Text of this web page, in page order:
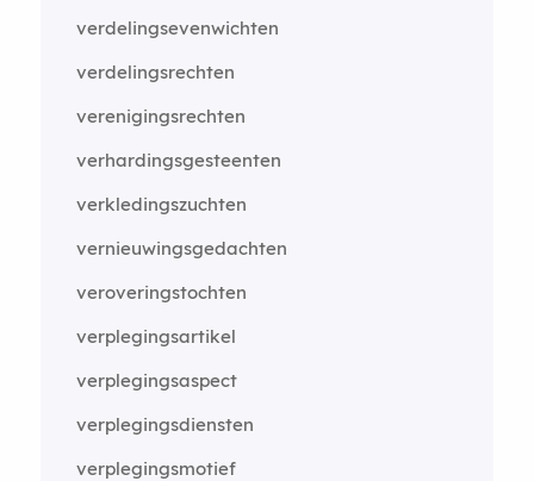
verdelingsevenwichten
verdelingsrechten
verenigingsrechten
verhardingsgesteenten
verkledingszuchten
vernieuwingsgedachten
veroveringstochten
verplegingsartikel
verplegingsaspect
verplegingsdiensten
verplegingsmotief